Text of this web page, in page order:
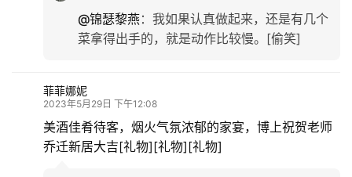
@锦瑟黎燕： 我如果认真做起来，还是有几个
菜拿得出手的，就是动作比较慢。[偷笑]
菲菲娜妮
2023年5月29日 下午12:08
美酒佳肴待客，烟火气氛浓郁的家宴，博上祝贺老师
乔迁新居大吉[礼物][礼物][礼物]